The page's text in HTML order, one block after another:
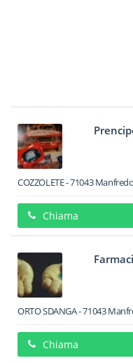
COZZOLETE-71043
Chiama
ORTO SDANGA-71043
Chiama